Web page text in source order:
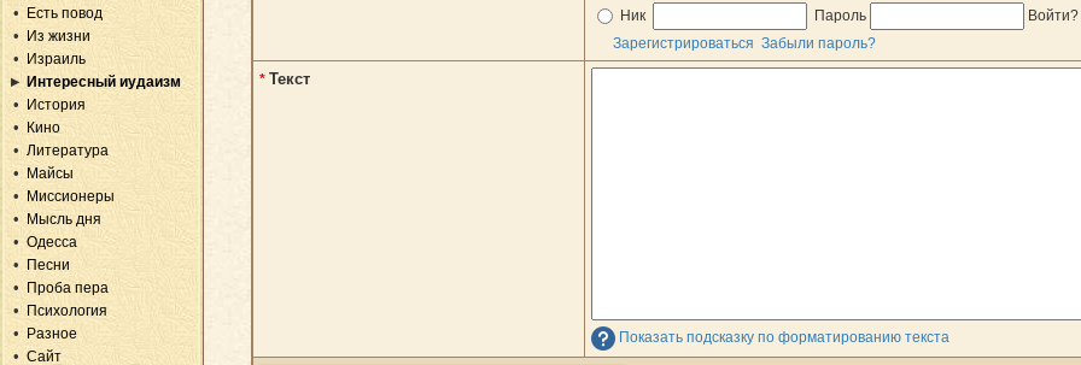
Есть повод
Из жизни
Израиль
Интересный иудаизм
История
Кино
Литература
Майсы
Миссионеры
Мысль дня
Одесса
Песни
Проба пера
Психология
Разное
Сайт
Ник Пароль
Войти?
Зарегистрироваться Забыли пароль?
* Текст
Показать подсказку по форматированию текста